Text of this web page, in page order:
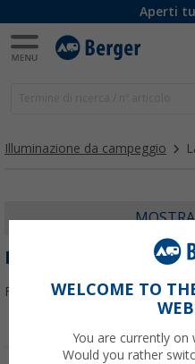
Aperti
Illuminazione da campeggio
LAMPADE SOSPESE E
Filtrare per:WELCOME TO
You are currently on
Would you rather